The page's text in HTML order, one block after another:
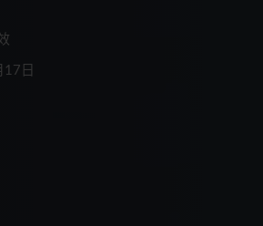
日